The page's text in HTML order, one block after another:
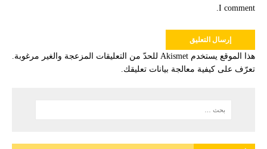
I comment.
هذا الموقع يستخدم Akismet للحدّ من التعليقات المزعجة والغير مرغوبة.
تعرّف على كيفية معالجة بيانات تعليقك